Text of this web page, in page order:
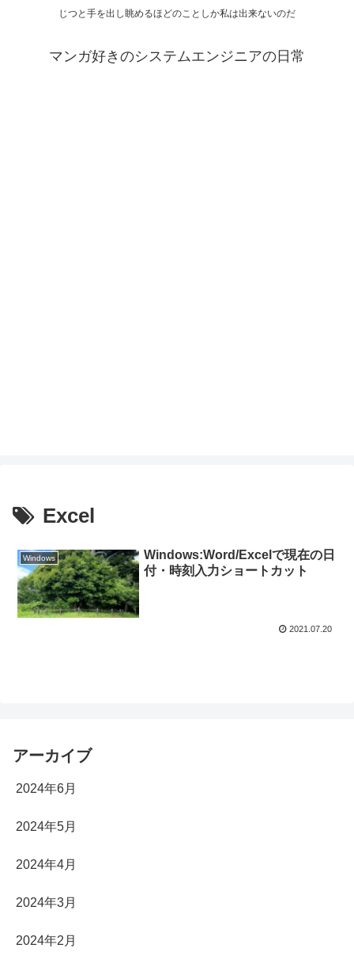
じつと手を出し眺めるほどのことしか私は出来ないのだ
マンガ好きのシステムエンジニアの日常
Excel
Windows
Windows:Word/Excelで現在の日
付・時刻入力ショートカット
2021.07.20
アーカイブ
2024年6月
2024年5月
2024年4月
2024年3月
2024年2月